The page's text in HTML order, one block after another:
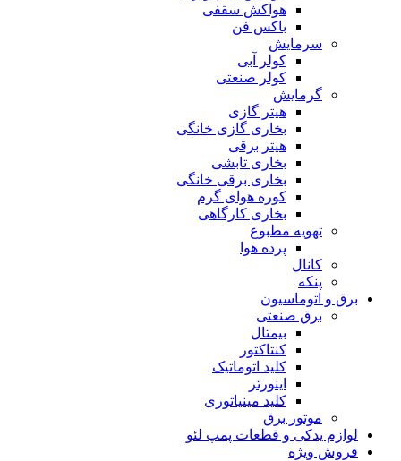
هواکش سقفی
باکس فن
سرمایش
کولر آبی
کولر صنعتی
گرمایش
هیتر گازی
بخاری گازی خانگی
هیتر برقی
بخاری تابشی
بخاری برقی خانگی
کوره هوای گرم
بخاری کارگاهی
تهویه مطبوع
پرده هوا
کانال
پنکه
برق و اتوماسیون
برق صنعتی
بیمتال
کنتاکتور
کلید اتوماتیک
اینورتر
کلید مینیاتوری
موتور برق
لوازم یدکی و قطعات پمپ لئو
فروش ویژه